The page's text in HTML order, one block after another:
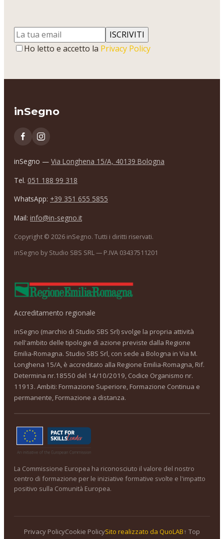
ISCRIVITI
Ho letto e accetto la Privacy Policy
inSegno
inSegno — Via Longhena 15/A, 40139 Bologna
Tel. 051 188 99 318
WhatsApp: +39 351 655 5855
Mail: info@in-segno.it
Copyright © 2026 inSegno. Tutti i diritti riservati.
inSegno by Studio SBS SRL — P.IVA 03437511201
Accreditamento regionale
inSegno (marchio di Studio SBS Srl) svolge la propria attività
nell'ambito delle tipologie di azione previste dalla Regione
Emilia-Romagna. Studio SBS Srl, con sede a Bologna in Via M.
Longhena 15/A, è accreditato alla Regione Emilia-Romagna, Rif.
Determina nr.18550 del 14/10/2019, Codice Organismo nr.
11913. Ambiti: Formazione Superiore, Formazione Continua e
permanente, Formazione a distanza.
La Commissione Europea ha riconosciuto il valore del nostro
centro di formazione per le iniziative formative svolte e l'impatto
positivo sulla Comunità Europea.
Privacy PolicyCookie PolicySito realizzato da QuoLAB↑ Top